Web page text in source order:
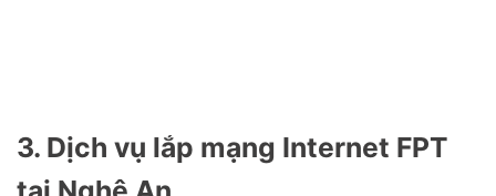
3. Dịch vụ lắp mạng Internet FPT